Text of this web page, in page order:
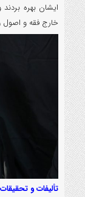
ایشان بهره
خارج فقه و اصول
تألیفات و